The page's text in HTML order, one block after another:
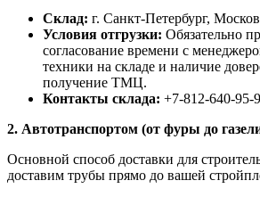
Склад: г. Санкт-Петербург,
Условия отгрузки: Обязательно
согласование времени с
техники на складе и наличие
получение ТМЦ.
Контакты склада: +7-812-640-95-
2. Автотранспортом (от фуры до
Основной способ доставки для
доставим трубы прямо до вашей